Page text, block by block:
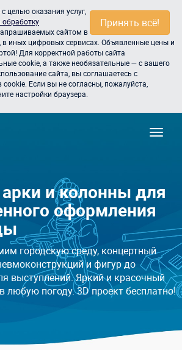
Принять всё!
целью оказания услуг,
обработку
сайтом в
иных цифровых сервисах. Объявленные цены и
Для корректной работы сайта
cookie, а также необязательные — с вашего
сайта, вы соглашаетесь с
Если вы не согласны, пожалуйста,
настройки браузера.
и колонны для
оформления
городскую среду, концертный
и фигур до
выступлений. Яркий и красочный
любую погоду. 3D проект бесплатно!